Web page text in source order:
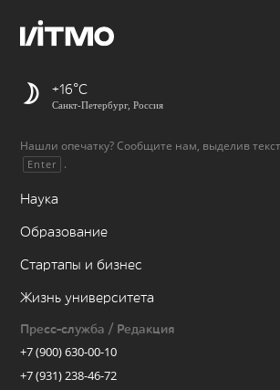
+16
Санкт-Петербург, Россия
Нашли опечатку? Сообщите нам, выделив
Enter .
Наука
Образование
Стартапы и бизнес
Жизнь университета
Пресс-служба / Редакция
+7 (900) 630-00-10
+7 (931) 238-46-72